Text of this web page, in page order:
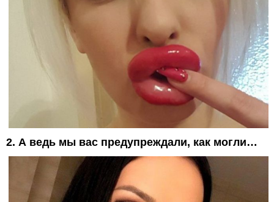
2. А ведь мы вас предупреждали, как могли…